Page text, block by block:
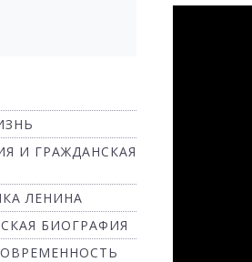
И ГРАЖДАНСКАЯ
ЛЕНИНА
БИОГРАФИЯ